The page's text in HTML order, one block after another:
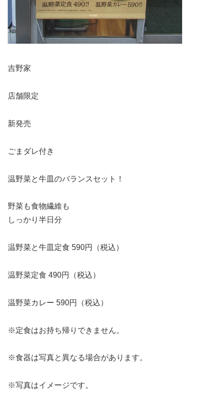
吉野家
店舗限定
新発売
ごまダレ付き
温野菜と牛皿のバランスセット！
野菜も食物繊維も
しっかり半日分
温野菜と牛皿定食 590円（税込）
温野菜定食 490円（税込）
温野菜カレー 590円（税込）
※定食はお持ち帰りできません。
※食器は写真と異なる場合があります。
※写真はイメージです。